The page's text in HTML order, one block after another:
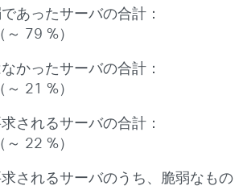
あったサーバの合計：
79 %）
かったサーバの合計：
21 %）
されるサーバの合計：
22 %）
されるサーバのうち、脆弱なもの